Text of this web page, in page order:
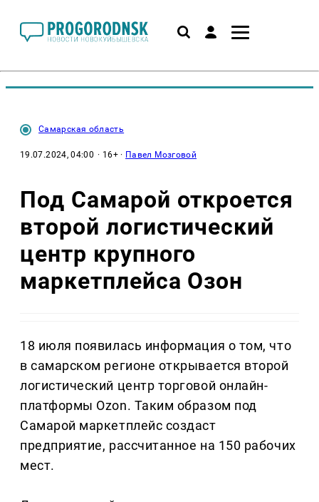
Самарская область
19.07.2024, 04:00 · 16+ · Павел Мозговой
Под Самарой откроется
второй логистический
центр крупного
маркетплейса Озон
18 июля появилась информация о том, что
в самарском регионе открывается второй
логистический центр торговой онлайн-
платформы Ozon. Таким образом под
Самарой маркетплейс создаст
предприятие, рассчитанное на 150 рабочих
мест.